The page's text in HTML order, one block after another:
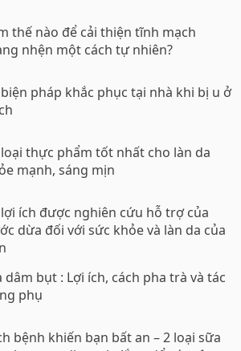
thế nào để cải thiện tĩnh mạch
nhện một cách tự nhiên?
pháp khắc phục tại nhà khi bị u ở
thực phẩm tốt nhất cho làn da
mạnh, sáng mịn
ích được nghiên cứu hỗ trợ của
dừa đối với sức khỏe và làn da của
dâm bụt : Lợi ích, cách pha trà và tác
phụ
bệnh khiến bạn bất an – 2 loại sữa